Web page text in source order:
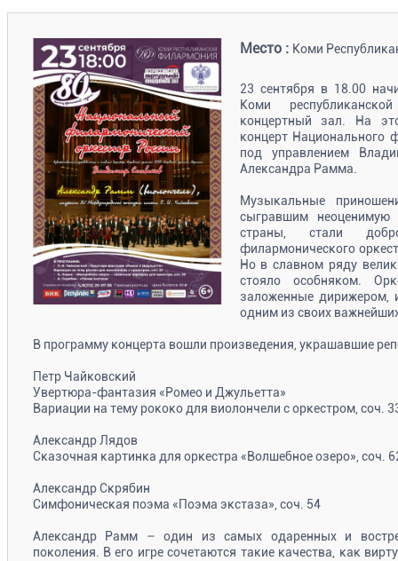
Место : Коми
23 сентября в 18.00
Коми
концертный зал. На
концерт Национального
под управлением
Александра Рамма.
Музыкальные
сыгравшим
страны, стали
филармонического
Но в славном ряду
стояло особняком.
заложенные дирижером,
одним из своих
В программу концерта вошли произведения, украшавшие
Петр Чайковский
Увертюра-фантазия «Ромео и Джульетта»
Вариации на тему рококо для виолончели с оркестром, соч.
Александр Лядов
Сказочная картинка для оркестра «Волшебное озеро», соч.
Александр Скрябин
Симфоническая поэма «Поэма экстаза», соч. 54
Александр Рамм – один из самых одаренных и
поколения. В его игре сочетаются такие качества, как